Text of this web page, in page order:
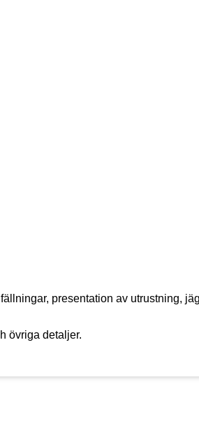
presentation av utrustning,
övriga detaljer.